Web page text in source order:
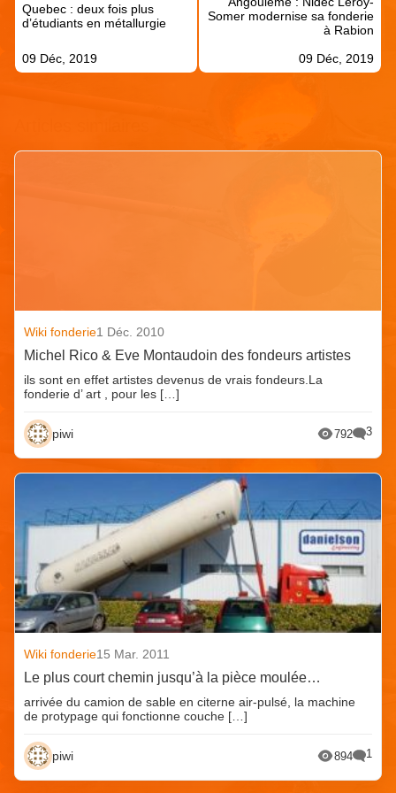
l’article
Quebec : deux fois plus
d’étudiants en métallurgie
09 Déc, 2019
Somer modernise sa fonderie
à Rabion
09 Déc, 2019
Wiki fonderie1 Déc. 2010
Michel Rico & Eve Montaudoin des fondeurs artistes
ils sont en effet artistes devenus de vrais fondeurs.La
fonderie d’ art , pour les […]
piwi 792 3
Wiki fonderie15 Mar. 2011
Le plus court chemin jusqu’à la pièce moulée…
arrivée du camion de sable en citerne air-pulsé, la machine
de protypage qui fonctionne couche […]
piwi 894 1